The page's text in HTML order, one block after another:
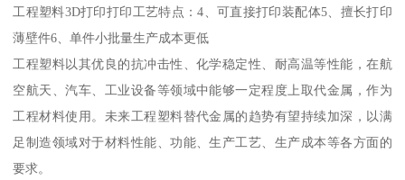
工程塑料3D打印打印工艺特点：4、可直接打印装配体5、擅长打印
薄壁件6、单件小批量生产成本更低
工程塑料以其优良的抗冲击性、化学稳定性、耐高温等性能，在航
空航天、汽车、工业设备等领域中能够一定程度上取代金属，作为
工程材料使用。未来工程塑料替代金属的趋势有望持续加深，以满
足制造领域对于材料性能、功能、生产工艺、生产成本等各方面的
要求。